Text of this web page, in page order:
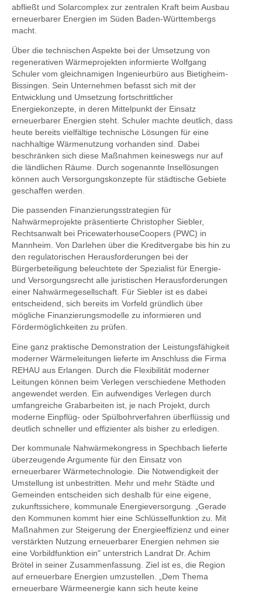
abfließt und Solarcomplex zur zentralen Kraft beim Ausbau
erneuerbarer Energien im Süden Baden-Württembergs
macht.
Über die technischen Aspekte bei der Umsetzung von
regenerativen Wärmeprojekten informierte Wolfgang
Schuler vom gleichnamigen Ingenieurbüro aus Bietigheim-
Bissingen. Sein Unternehmen befasst sich mit der
Entwicklung und Umsetzung fortschrittlicher
Energiekonzepte, in deren Mittelpunkt der Einsatz
erneuerbarer Energien steht. Schuler machte deutlich, dass
heute bereits vielfältige technische Lösungen für eine
nachhaltige Wärmenutzung vorhanden sind. Dabei
beschränken sich diese Maßnahmen keineswegs nur auf
die ländlichen Räume. Durch sogenannte Insellösungen
können auch Versorgungskonzepte für städtische Gebiete
geschaffen werden.
Die passenden Finanzierungsstrategien für
Nahwärmeprojekte präsentierte Christopher Siebler,
Rechtsanwalt bei PricewaterhouseCoopers (PWC) in
Mannheim. Von Darlehen über die Kreditvergabe bis hin zu
den regulatorischen Herausforderungen bei der
Bürgerbeteiligung beleuchtete der Spezialist für Energie-
und Versorgungsrecht alle juristischen Herausforderungen
einer Nahwärmegesellschaft. Für Siebler ist es dabei
entscheidend, sich bereits im Vorfeld gründlich über
mögliche Finanzierungsmodelle zu informieren und
Fördermöglichkeiten zu prüfen.
Eine ganz praktische Demonstration der Leistungsfähigkeit
moderner Wärmeleitungen lieferte im Anschluss die Firma
REHAU aus Erlangen. Durch die Flexibilität moderner
Leitungen können beim Verlegen verschiedene Methoden
angewendet werden. Ein aufwendiges Verlegen durch
umfangreiche Grabarbeiten ist, je nach Projekt, durch
moderne Einpflüg- oder Spülbohrverfahren überflüssig und
deutlich schneller und effizienter als bisher zu erledigen.
Der kommunale Nahwärmekongress in Spechbach lieferte
überzeugende Argumente für den Einsatz von
erneuerbarer Wärmetechnologie. Die Notwendigkeit der
Umstellung ist unbestritten. Mehr und mehr Städte und
Gemeinden entscheiden sich deshalb für eine eigene,
zukunftssichere, kommunale Energieversorgung. „Gerade
den Kommunen kommt hier eine Schlüsselfunktion zu. Mit
Maßnahmen zur Steigerung der Energieeffizienz und einer
verstärkten Nutzung erneuerbarer Energien nehmen sie
eine Vorbildfunktion ein" unterstrich Landrat Dr. Achim
Brötel in seiner Zusammenfassung. Ziel ist es, die Region
auf erneuerbare Energien umzustellen. „Dem Thema
erneuerbare Wärmeenergie kann sich heute keine